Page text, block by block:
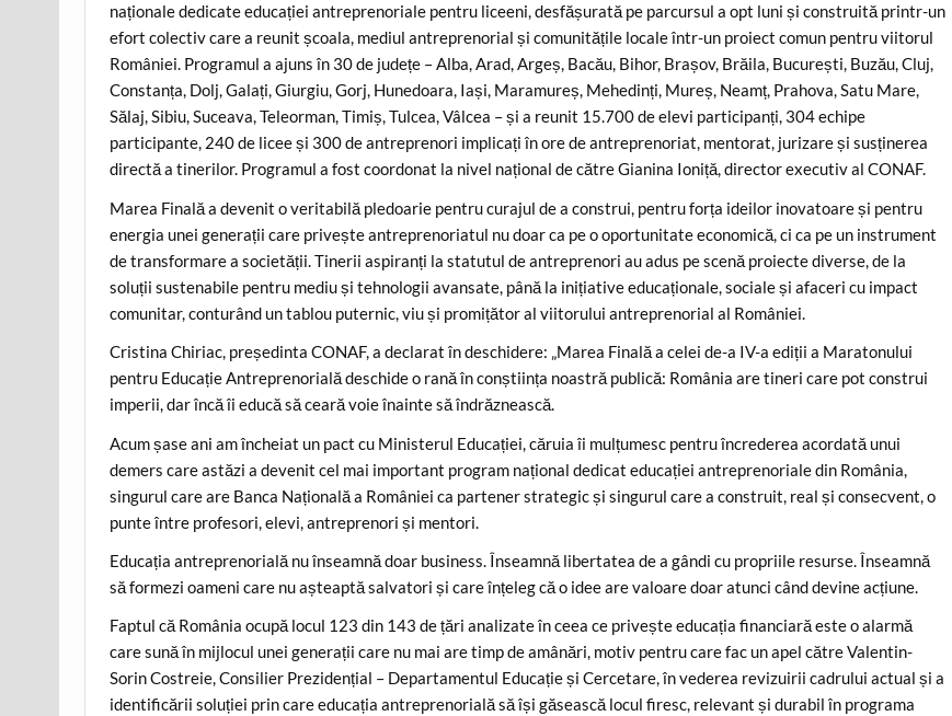
naționale dedicate educației antreprenoriale pentru liceeni, desfășurată pe parcursul a opt luni și construită printr-un
efort colectiv care a reunit școala, mediul antreprenorial și comunitățile locale într-un proiect comun pentru viitorul
României. Programul a ajuns în 30 de județe – Alba, Arad, Argeș, Bacău, Bihor, Brașov, Brăila, București, Buzău, Cluj,
Constanța, Dolj, Galați, Giurgiu, Gorj, Hunedoara, Iași, Maramureș, Mehedinți, Mureș, Neamț, Prahova, Satu Mare,
Sălaj, Sibiu, Suceava, Teleorman, Timiș, Tulcea, Vâlcea – și a reunit 15.700 de elevi participanți, 304 echipe
participante, 240 de licee și 300 de antreprenori implicați în ore de antreprenoriat, mentorat, jurizare și susținerea
directă a tinerilor. Programul a fost coordonat la nivel național de către Gianina Ioniță, director executiv al CONAF.
Marea Finală a devenit o veritabilă pledoarie pentru curajul de a construi, pentru forța ideilor inovatoare și pentru
energia unei generații care privește antreprenoriatul nu doar ca pe o oportunitate economică, ci ca pe un instrument
de transformare a societății. Tinerii aspiranți la statutul de antreprenori au adus pe scenă proiecte diverse, de la
soluții sustenabile pentru mediu și tehnologii avansate, până la inițiative educaționale, sociale și afaceri cu impact
comunitar, conturând un tablou puternic, viu și promițător al viitorului antreprenorial al României.
Cristina Chiriac, președinta CONAF, a declarat în deschidere: „Marea Finală a celei de-a IV-a ediții a Maratonului
pentru Educație Antreprenorială deschide o rană în conștiința noastră publică: România are tineri care pot construi
imperii, dar încă îi educă să ceară voie înainte să îndrăznească.
Acum șase ani am încheiat un pact cu Ministerul Educației, căruia îi mulțumesc pentru încrederea acordată unui
demers care astăzi a devenit cel mai important program național dedicat educației antreprenoriale din România,
singurul care are Banca Națională a României ca partener strategic și singurul care a construit, real și consecvent, o
punte între profesori, elevi, antreprenori și mentori.
Educația antreprenorială nu înseamnă doar business. Înseamnă libertatea de a gândi cu propriile resurse. Înseamnă
să formezi oameni care nu așteaptă salvatori și care înțeleg că o idee are valoare doar atunci când devine acțiune.
Faptul că România ocupă locul 123 din 143 de țări analizate în ceea ce privește educația financiară este o alarmă
care sună în mijlocul unei generații care nu mai are timp de amânări, motiv pentru care fac un apel către Valentin-
Sorin Costreie, Consilier Prezidențial – Departamentul Educație și Cercetare, în vederea revizuirii cadrului actual și a
identificării soluției prin care educația antreprenorială să își găsească locul firesc, relevant și durabil în programa